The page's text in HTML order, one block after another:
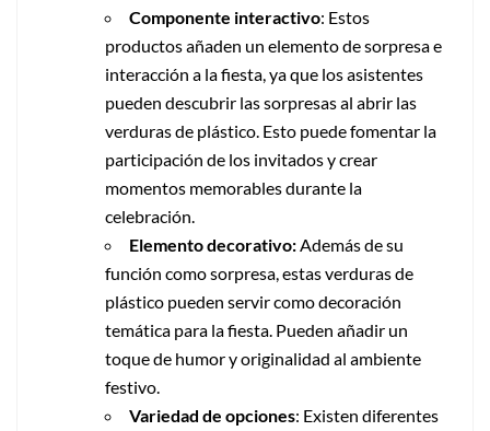
Componente interactivo: Estos
productos añaden un elemento de sorpresa e
interacción a la fiesta, ya que los asistentes
pueden descubrir las sorpresas al abrir las
verduras de plástico. Esto puede fomentar la
participación de los invitados y crear
momentos memorables durante la
celebración.
Elemento decorativo: Además de su
función como sorpresa, estas verduras de
plástico pueden servir como decoración
temática para la fiesta. Pueden añadir un
toque de humor y originalidad al ambiente
festivo.
Variedad de opciones: Existen diferentes